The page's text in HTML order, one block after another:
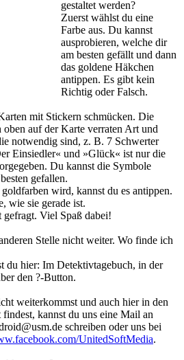
gestaltet werden?
Zuerst wählst du eine
Farbe aus. Du kannst
ausprobieren, welche dir
am besten gefällt und dann
das goldene Häkchen
antippen. Es gibt kein
Richtig oder Falsch.
mit Stickern schmücken. Die
oben auf der Karte verraten Art und
notwendig sind, z. B. 7 Schwerter
Einsiedler« und »Glück« ist nur die
Du kannst die Symbole
gefallen.
wird, kannst du es antippen.
wie sie gerade ist.
Viel Spaß dabei!
Stelle nicht weiter. Wo finde ich
du hier: Im Detektivtagebuch, in der
den ?-Button.
weiterkommst und auch hier in den
kannst du uns eine Mail an
schreiben oder uns bei
UnitedSoftMedia.